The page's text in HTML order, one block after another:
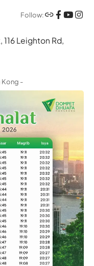
Follow:
Leighton Rd,
Kong -